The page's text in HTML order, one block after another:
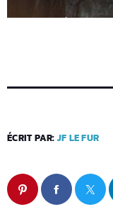
ÉCRIT PAR: JF LE FUR